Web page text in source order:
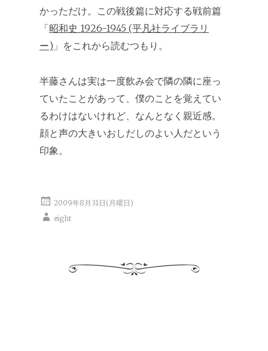
かっただけ。この戦後篇に対応する戦前篇
「昭和史 1926-1945 (平凡社ライブラリ
ー) 」をこれから読むつもり。
半藤さんは実は一度飲み会で隣の隣に座っ
ていたことがあって、僕のことを覚えてい
るわけはないけれど、なんとなく親近感。
顔と声の大きいおしだしのよい人だという
印象。
2009年8月31日(月曜日)
eight